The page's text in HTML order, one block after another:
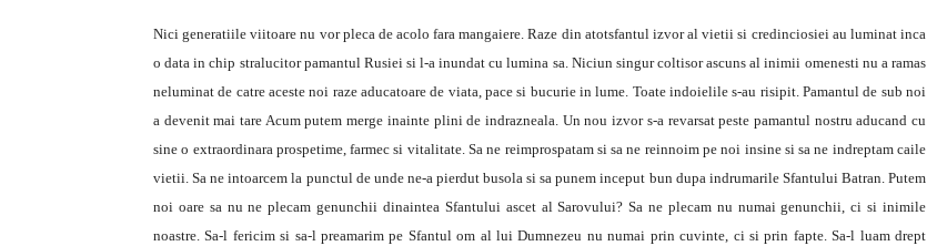
Nici generatiile viitoare nu vor pleca de acolo fara mangaiere. Raze din atotsfantul izvor al vietii si credinciosiei au luminat inca
o data in chip stralucitor pamantul Rusiei si l-a inundat cu lumina sa. Niciun singur coltisor ascuns al inimii omenesti nu a ramas
neluminat de catre aceste noi raze aducatoare de viata, pace si bucurie in lume. Toate indoielile s-au risipit. Pamantul de sub noi
a devenit mai tare Acum putem merge inainte plini de indrazneala. Un nou izvor s-a revarsat peste pamantul nostru aducand cu
sine o extraordinara prospetime, farmec si vitalitate. Sa ne reimprospatam si sa ne reinnoim pe noi insine si sa ne indreptam caile
vietii. Sa ne intoarcem la punctul de unde ne-a pierdut busola si sa punem inceput bun dupa indrumarile Sfantului Batran. Putem
noi oare sa nu ne plecam genunchii dinaintea Sfantului ascet al Sarovului? Sa ne plecam nu numai genunchii, ci si inimile
noastre. Sa-l fericim si sa-l preamarim pe Sfantul om al lui Dumnezeu nu numai prin cuvinte, ci si prin fapte. Sa-l luam drept